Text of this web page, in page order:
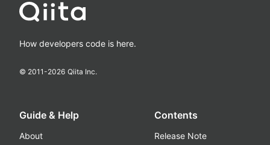
How developers code is here.
© 2011-2026 Qiita Inc.
Guide & Help
About
Contents
Release Note